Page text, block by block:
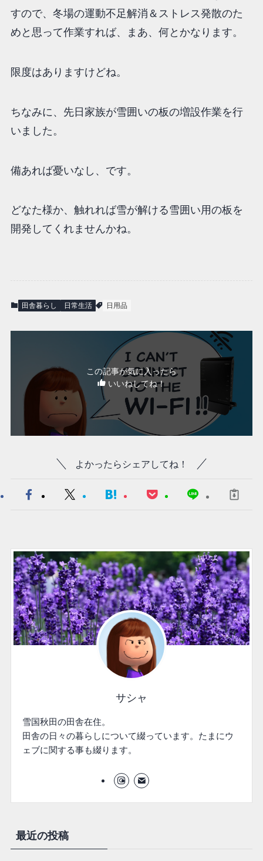
すので、冬場の運動不足解消＆ストレス発散のた
めと思って作業すれば、まあ、何とかなります。
限度はありますけどね。
ちなみに、先日家族が雪囲いの板の増設作業を行
いました。
備あれば憂いなし、です。
どなた様か、触れれば雪が解ける雪囲い用の板を
開発してくれませんかね。
田舎暮らし 日常生活 日用品
この記事が気に入ったら
いいねしてね！
よかったらシェアしてね！
サシャ
雪国秋田の田舎在住。
田舎の日々の暮らしについて綴っています。たまにウ
ェブに関する事も綴ります。
最近の投稿